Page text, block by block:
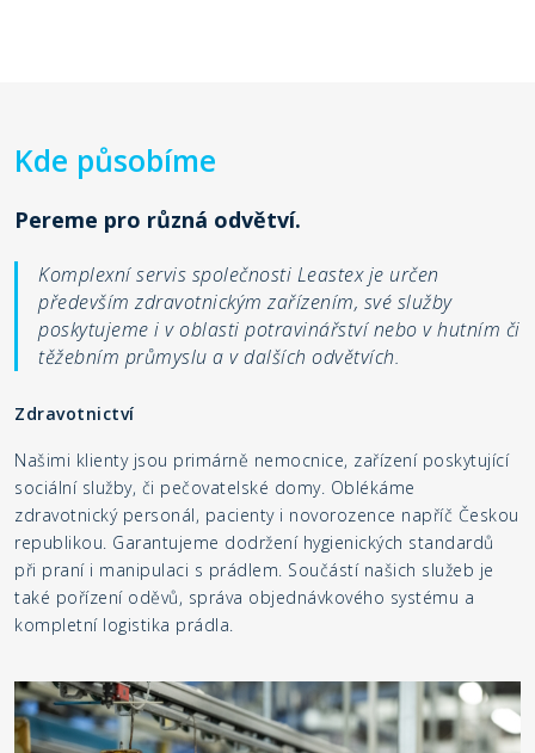
Kde působíme
Pereme pro různá odvětví.
Komplexní servis společnosti Leastex je určen
především zdravotnickým zařízením, své služby
poskytujeme i v oblasti potravinářství nebo v hutním či
těžebním průmyslu a v dalších odvětvích.
Zdravotnictví
Našimi klienty jsou primárně nemocnice, zařízení poskytující
sociální služby, či pečovatelské domy. Oblékáme
zdravotnický personál, pacienty i novorozence napříč Českou
republikou. Garantujeme dodržení hygienických standardů
při praní i manipulaci s prádlem. Součástí našich služeb je
také pořízení oděvů, správa objednávkového systému a
kompletní logistika prádla.